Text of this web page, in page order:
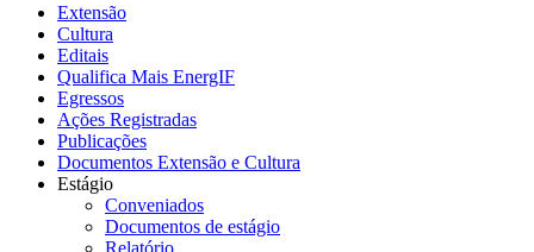
Extensão
Cultura
Editais
Qualifica Mais EnergIF
Egressos
Ações Registradas
Publicações
Documentos Extensão e Cultura
Estágio
Conveniados
Documentos de estágio
Relatório